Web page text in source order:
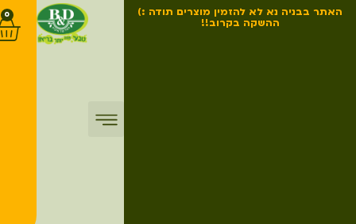
האתר בבניה נא לא להזמין מוצרים תודה :)
ההשקה בקרוב!!
0